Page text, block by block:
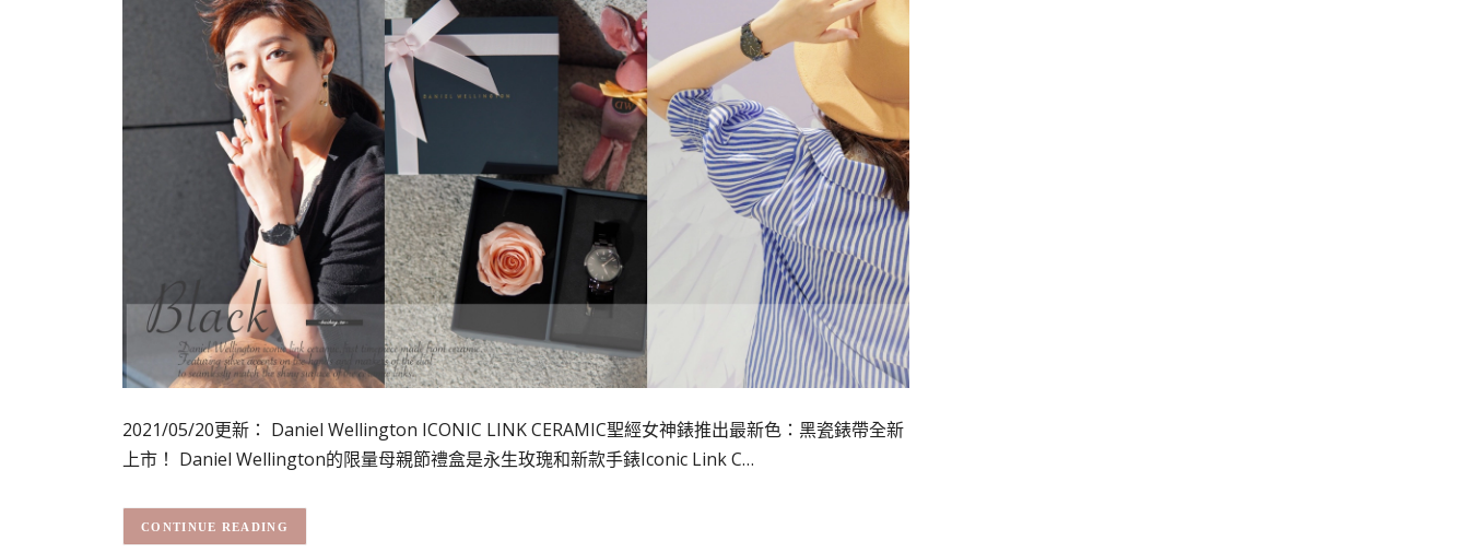
2021/05/20更新： Daniel Wellington ICONIC LINK CERAMIC聖經女神錶推出最新色：黑瓷錶帶全新
上市！ Daniel Wellington的限量母親節禮盒是永生玫瑰和新款手錶Iconic Link C…
CONTINUE READING